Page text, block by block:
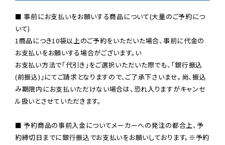
■ 事前にお支払いをお願いする商品について(大量のご予約につ
いて)
1商品につき10袋以上のご予約をいただいた場合、事前に代金の
お支払いをお願いする場合がございます。い
お支払い方法で「代引き」をご選択いただいた際でも、「銀行振込
(前振込)」にてご請求となりますので、ご了承下さいませ。尚、振込
み期限内にお支払いただけない場合は、恐れ入りますがキャンセ
ル扱いとさせていただきます。
■ 予約商品の事前入金についてメーカーへの発注の都合上、予
約締切日までに銀行振込でお支払いをお願いしております。※予約